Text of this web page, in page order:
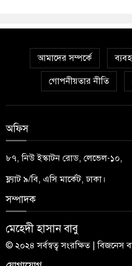
আমাদের সম্পর্কে
গোপনীয়তার নীতি
অফিস
৮৭, নিউ ইস্কাটন রোড, লেভেল-১০,
ফ্ল্যাট ৯/বি, এসি মার্কেট, ঢাকা।
সম্পাদক
মেহেদী হাসান বাবু
© ২০২৪ সর্বস্বত্ব সংরক্ষিত | বিজনেস